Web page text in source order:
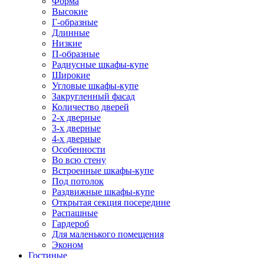
Высокие
Г-образные
Длинные
Низкие
П-образные
Радиусные шкафы-купе
Широкие
Угловые шкафы-купе
Закругленный фасад
Количество дверей
2-х дверные
3-х дверные
4-х дверные
Особенности
Во всю стену
Встроенные шкафы-купе
Под потолок
Раздвижные шкафы-купе
Открытая секция посередине
Распашные
Гардероб
Для маленького помещения
Эконом
Гостиные